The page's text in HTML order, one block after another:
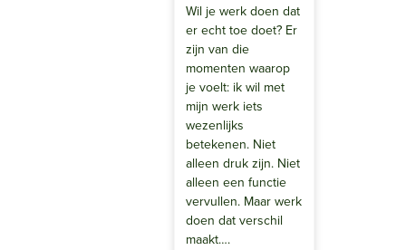
Wil je werk doen dat
er echt toe doet? Er
zijn van die
momenten waarop
je voelt: ik wil met
mijn werk iets
wezenlijks
betekenen. Niet
alleen druk zijn. Niet
alleen een functie
vervullen. Maar werk
doen dat verschil
maakt….